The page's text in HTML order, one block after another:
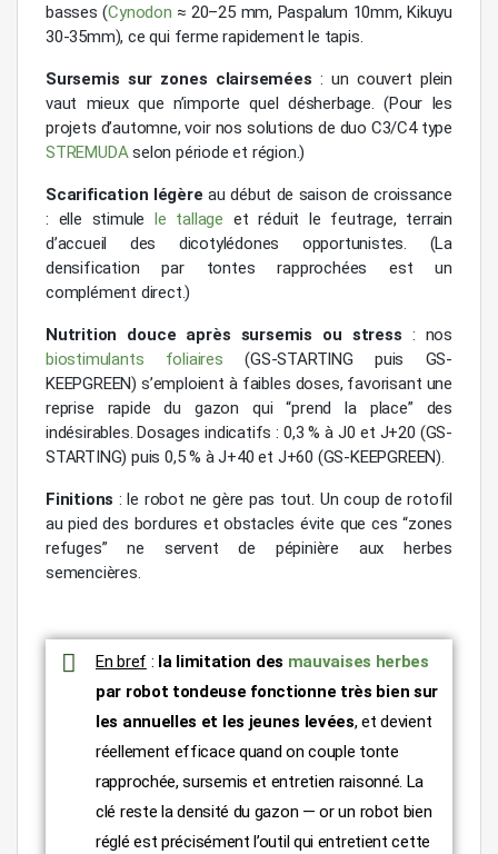
basses (Cynodon ≈ 20–25 mm, Paspalum 10mm, Kikuyu
30-35mm), ce qui ferme rapidement le tapis.
Sursemis sur zones clairsemées : un couvert plein
vaut mieux que n’importe quel désherbage. (Pour les
projets d’automne, voir nos solutions de duo C3/C4 type
STREMUDAselon période et région.)
Scarification légère au début de saison de croissance
: elle stimulele tallage et réduit le feutrage, terrain
d’accueil des dicotylédones opportunistes. (La
densification par tontes rapprochées est un
complément direct.)
Nutrition douce après sursemis ou stress : nos
biostimulants foliaires (GS-STARTING puis GS-
KEEPGREEN) s’emploient à faibles doses, favorisant une
reprise rapide du gazon qui “prend la place” des
indésirables. Dosages indicatifs : 0,3 % à J0 et J+20 (GS-
STARTING) puis 0,5 % à J+40 et J+60 (GS-KEEPGREEN).
Finitions : le robot ne gère pas tout. Un coup de rotofil
au pied des bordures et obstacles évite que ces “zones
refuges” ne servent de pépinière aux herbes
semencières.
En bref : la limitation des mauvaises herbes
par robot tondeuse fonctionne très bien sur
les annuelles et les jeunes levées, et devient
réellement efficace quand on couple tonte
rapprochée, sursemis et entretien raisonné. La
clé reste la densité du gazon — or un robot bien
réglé est précisément l’outil qui entretient cette